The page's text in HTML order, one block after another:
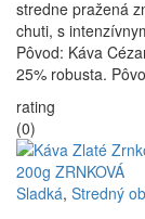
stredne pražená
chuti, s
Pôvod: Káva
25% robusta.
rating
(0)
Sladká, Stredný